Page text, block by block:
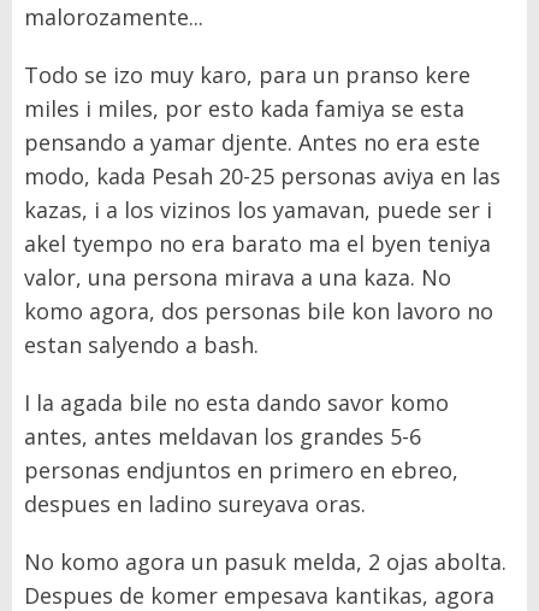
malorozamente...
Todo se izo muy karo, para un pranso kere
miles i miles, por esto kada famiya se esta
pensando a yamar djente. Antes no era este
modo, kada Pesah 20-25 personas aviya en las
kazas, i a los vizinos los yamavan, puede ser i
akel tyempo no era barato ma el byen teniya
valor, una persona mirava a una kaza. No
komo agora, dos personas bile kon lavoro no
estan salyendo a bash.
I la agada bile no esta dando savor komo
antes, antes meldavan los grandes 5-6
personas endjuntos en primero en ebreo,
despues en ladino sureyava oras.
No komo agora un pasuk melda, 2 ojas abolta.
Despues de komer empesava kantikas, agora